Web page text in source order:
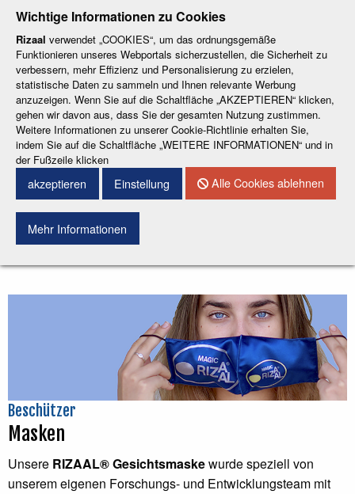
Wichtige Informationen zu Cookies
Rizaal verwendet „COOKIES“, um das ordnungsgemäße
Funktionieren unseres Webportals sicherzustellen, die Sicherheit zu
verbessern, mehr Effizienz und Personalisierung zu erzielen,
statistische Daten zu sammeln und Ihnen relevante Werbung
anzuzeigen. Wenn Sie auf die Schaltfläche „AKZEPTIEREN“ klicken,
gehen wir davon aus, dass Sie der gesamten Nutzung zustimmen.
Weitere Informationen zu unserer Cookie-Richtlinie erhalten Sie,
indem Sie auf die Schaltfläche „WEITERE INFORMATIONEN“ und in
der Fußzeile klicken
akzeptieren Einstellung Alle Cookies ablehnen
Mehr Informationen
- ESP-ENG-CAT-FRA
KONTAKT
Menu
Beschützer
Masken
Unsere RIZAAL® Gesichtsmaskewurde speziell von
unserem eigenen Forschungs- und Entwicklungsteam mit